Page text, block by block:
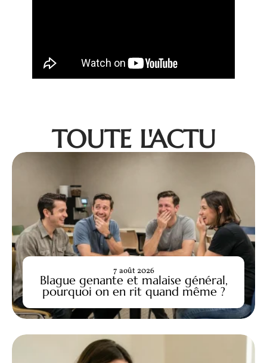
TOUTE L'ACTU
Blague genante et malaise général,
pourquoi on en rit quand même ?
7 août 2026